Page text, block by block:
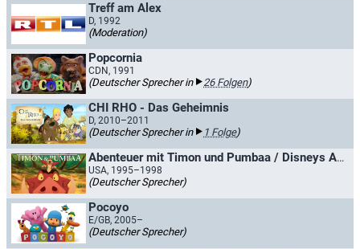
Treff am Alex
D, 1992
(Moderation)
Popcornia
CDN, 1991
(Deutscher Sprecher in 26 Folgen)
CHI RHO - Das Geheimnis
D, 2010–2011
(Deutscher Sprecher in 1 Folge)
Abenteuer mit Timon und Pumbaa / Disneys Abenteuer mit Timon und Pumbaa
USA, 1995–1998
(Deutscher Sprecher)
Pocoyo
E/GB, 2005–
(Deutscher Sprecher)